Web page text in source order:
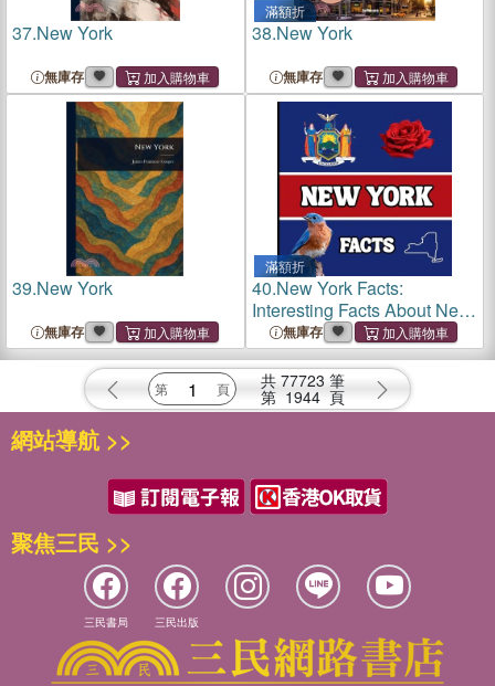
37.New York
無庫存
滿額折
38.New York
無庫存
39.New York
無庫存
滿額折
40.New York Facts:
Interesting Facts About New
York無庫存
共 77723 筆
第 1944 頁
網站導航 >>
聚焦三民 >>
三民書局 三民出版